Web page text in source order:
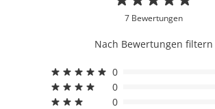
7 Bewertungen
Nach Bewertungen filtern
0
0
0